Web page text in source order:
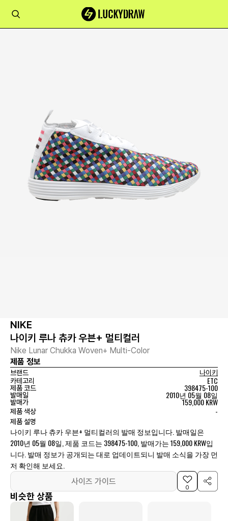
NIKE
나이키 루나 츄카 우븐+ 멀티컬러
Nike Lunar Chukka Woven+ Multi-Color
제품 정보
브랜드
나이키
카테고리
ETC
제품 코드 398475-100
발매일 2010년 05월 08일
발매가 159,000 KRW
제품 색상 -
제품 설명
나이키 루나 츄카 우븐+ 멀티컬러의 발매 정보입니다. 발매일은
2010년 05월 08일, 제품 코드는 398475-100, 발매가는 159,000 KRW입
니다. 발매 정보가 공개되는 대로 업데이트되니 발매 소식을 가장 먼
저 확인해 보세요.
사이즈 가이드
0
비슷한 상품